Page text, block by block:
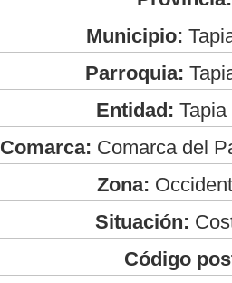
Municipio:
Parroquia:
Entidad:
Comarca: Comarca del
Zona:
Situación:
Código